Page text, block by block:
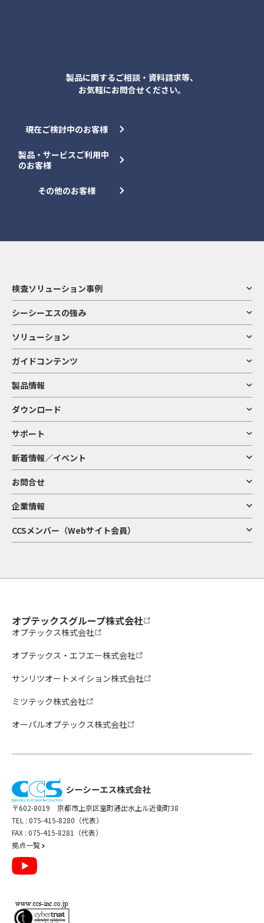
製品に関するご相談・資料請求等、
お気軽にお問合せください。
現在ご検討中のお客様
製品・サービスご利用中
のお客様
その他のお客様
検査ソリューション事例
シーシーエスの強み
ソリューション
ガイドコンテンツ
製品情報
ダウンロード
サポート
新着情報／イベント
お問合せ
企業情報
CCSメンバー（Webサイト会員）
オプテックスグループ株式会社
オプテックス株式会社
オプテックス・エフエー株式会社
サンリツオートメイション株式会社
ミツテック株式会社
オーパルオプテックス株式会社
〒602-8019 京都市上京区室町通出水上ル近衛町38
TEL : 075-415-8280（代表）
FAX : 075-415-8281（代表）
拠点一覧